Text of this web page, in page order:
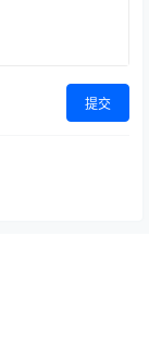
提交